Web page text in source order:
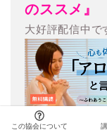
のススメ』
大好評配信中で
この協会について